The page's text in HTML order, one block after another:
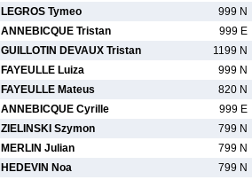
LEGROS Tymeo
999 N
ANNEBICQUE Tristan
999 E
GUILLOTIN DEVAUX Tristan
1199 N
FAYEULLE Luiza
999 N
FAYEULLE Mateus
820 N
ANNEBICQUE Cyrille
999 E
ZIELINSKI Szymon
799 N
MERLIN Julian
799 N
HEDEVIN Noa
799 N